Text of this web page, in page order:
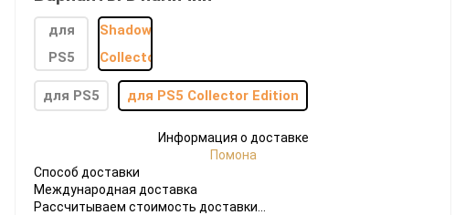
Nintendo
Switch[23] Игры [175]
для PS5 для PS5 Collector Edition
Информация о доставке
Помона
Способ доставки
Международная доставка
Рассчитываем стоимость доставки...